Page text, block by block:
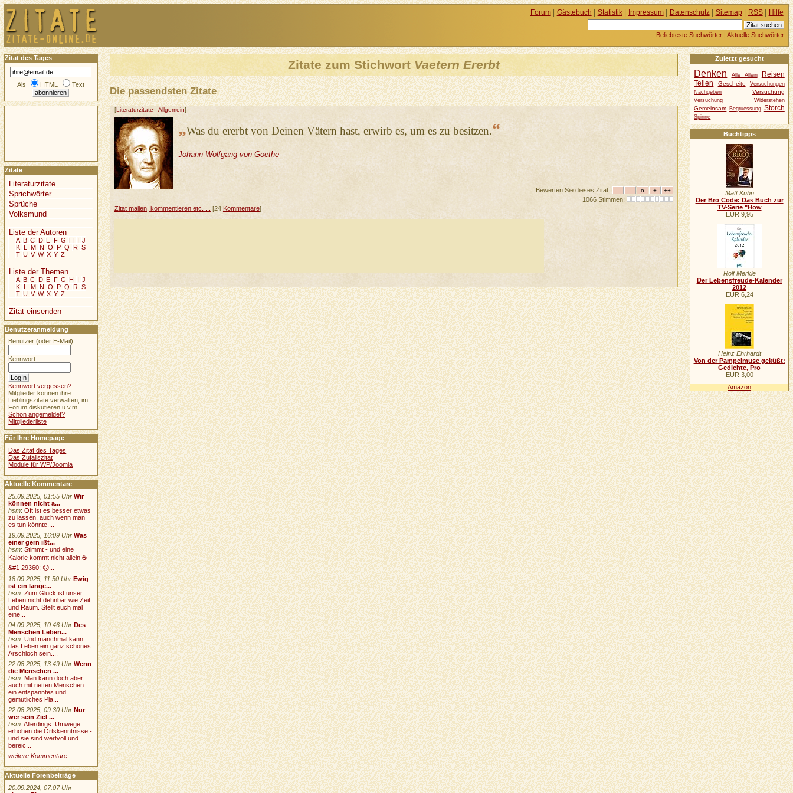
Zitate zum Stichwort Vaetern Ererbt
Die passendsten Zitate
[Literaturzitate -Allgemein]
„Was du ererbt von Deinen Vätern hast, erwirb es, um es zu besitzen.“
Johann Wolfgang von Goethe
Bewerten Sie dieses Zitat:
1066 Stimmen:
Zitat mailen, kommentieren etc. ...
[24 Kommentare]
Zuletzt gesucht
Denken Alle Allein
Reisen
Teilen
Gescheite
Versuchungen
Nachgeben
Versuchung
Versuchung Widerstehen
Gemeinsam Begruessung Storch
Spinne
Buchtipps
Matt Kuhn
Der Bro Code: Das Buch zur
TV-Serie "How
EUR 9,95
Rolf Merkle
Der Lebensfreude-Kalender
2012
EUR 6,24
Heinz Ehrhardt
Von der Pampelmuse geküßt:
Gedichte, Pro
EUR 3,00
Amazon
Zitat des Tages
Als HTML Text
Zitate
Literaturzitate
Sprichwörter
Sprüche
Volksmund
Liste der Autoren
A B C D E F G H I J
K L M N O P Q R S
T U V W X Y Z
Liste der Themen
A B C D E F G H I J
K L M N O P Q R S
T U V W X Y Z
Zitat einsenden
Benutzeranmeldung
Benutzer (oder E-Mail):
Kennwort:
Kennwort vergessen?
Mitglieder können ihre
Lieblingszitate verwalten, im
Forum diskutieren u.v.m. ...
Schon angemeldet?
Mitgliederliste
Für Ihre Homepage
Das Zitat des Tages
Das Zufallszitat
Module für WP/Joomla
Aktuelle Kommentare
25.09.2025, 01:55 Uhr Wir
können nicht a...
hsm:Oft ist es besser etwas
zu lassen, auch wenn man
es tun könnte....
19.09.2025, 16:09 Uhr Was
einer gern ißt...
hsm:Stimmt - und eine
Kalorie kommt nicht allein.☕
&#1 29360; 🙃...
18.09.2025, 11:50 Uhr Ewig
ist ein lange...
hsm:Zum Glück ist unser
Leben nicht dehnbar wie Zeit
und Raum. Stellt euch mal
eine...
04.09.2025, 10:46 Uhr Des
Menschen Leben...
hsm:Und manchmal kann
das Leben ein ganz schönes
Arschloch sein....
22.08.2025, 13:49 Uhr Wenn
die Menschen ...
hsm:Man kann doch aber
auch mit netten Menschen
ein entspanntes und
gemütliches Pla...
22.08.2025, 09:30 Uhr Nur
wer sein Ziel ...
hsm:Allerdings: Umwege
erhöhen die Ortskenntnisse -
und sie sind wertvoll und
bereic...
weitere Kommentare ...
Aktuelle Forenbeiträge
20.09.2024, 07:07 Uhr
Forum| Gästebuch | Statistik| Impressum| Datenschutz| Sitemap| RSS| Hilfe
Beliebteste Suchwörter |Aktuelle Suchwörter